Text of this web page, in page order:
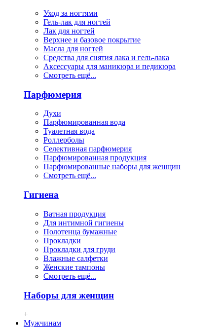
Уход за ногтями
Гель-лак для ногтей
Лак для ногтей
Верхнее и базовое покрытие
Масла для ногтей
Средства для снятия лака и гель-лака
Аксессуары для маникюра и педикюра
Смотреть ещё...
Парфюмерия
Духи
Парфюмированная вода
Туалетная вода
Роллерболы
Селективная парфюмерия
Парфюмированная продукция
Парфюмированные наборы для женщин
Смотреть ещё...
Гигиена
Ватная продукция
Для интимной гигиены
Полотенца бумажные
Прокладки
Прокладки для груди
Влажные салфетки
Женские тампоны
Смотреть ещё...
Наборы для женщин
+
Мужчинам